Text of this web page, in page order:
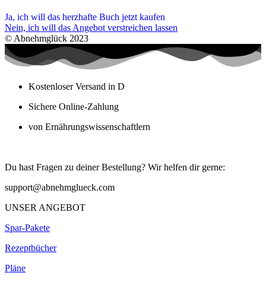
Ja, ich will das herzhafte Buch jetzt kaufen
Nein, ich will das Angebot verstreichen lassen
© Abnehmglück 2023
Kostenloser Versand in D
Sichere Online-Zahlung
von Ernährungswissenschaftlern
Du hast Fragen zu deiner Bestellung? Wir helfen dir gerne:
support@abnehmglueck.com
UNSER ANGEBOT
Spar-Pakete
Rezeptbücher
Pläne